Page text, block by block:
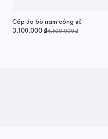
Cặp da bò nam công sở
4,600,000₫
Giá
3,100,000 ₫
Giá